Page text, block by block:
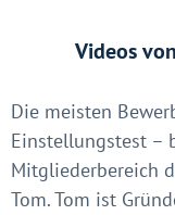
Videos
Die meisten
Einstellungstest –
Mitgliederbereich
Tom. Tom ist